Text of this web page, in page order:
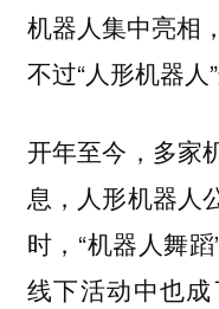
机器人集中亮相
不过“人形机器人
开年至今，多家
息，人形机器人
时，“机器人舞
线下活动中也